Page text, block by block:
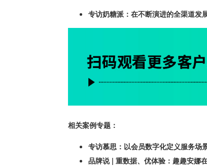
专访奶糖派：在不断演进的全渠道发
相关案例专题：
专访慕思：以会员数字化定义服务场
品牌说 | 重数据、优体验：趣趣安娜